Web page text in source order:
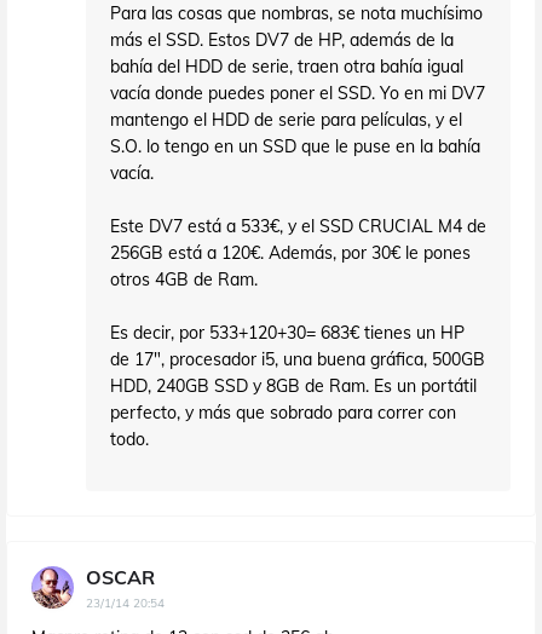
Para las cosas que nombras, se nota muchísimo
más el SSD. Estos DV7 de HP, además de la
bahía del HDD de serie, traen otra bahía igual
vacía donde puedes poner el SSD. Yo en mi DV7
mantengo el HDD de serie para películas, y el
S.O. lo tengo en un SSD que le puse en la bahía
vacía.
Este DV7 está a 533€, y el SSD CRUCIAL M4 de
256GB está a 120€. Además, por 30€ le pones
otros 4GB de Ram.
Es decir, por 533+120+30= 683€ tienes un HP
de 17", procesador i5, una buena gráfica, 500GB
HDD, 240GB SSD y 8GB de Ram. Es un portátil
perfecto, y más que sobrado para correr con
todo.
OSCAR
23/1/14 20:54